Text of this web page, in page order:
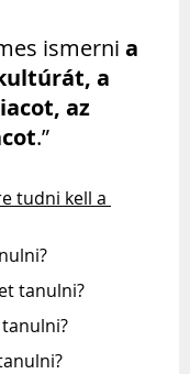
ismerni a
a
az
.”
tudni kell a
tanulni?